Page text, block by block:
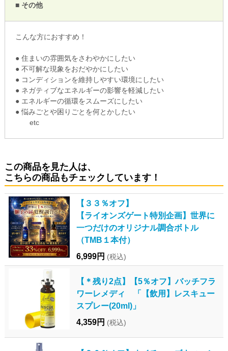
■ その他
こんな方におすすめ！
● 住まいの雰囲気をさわやかにしたい
● 不可解な現象をおだやかにしたい
● コンディションを維持しやすい環境にしたい
● ネガティブなエネルギーの影響を軽減したい
● エネルギーの循環をスムーズにしたい
● 悩みごとや困りごとを何とかしたい
etc
この商品を見た人は、
こちらの商品もチェックしています！
【３３％オフ】
【ライオンズゲート特別企画】世界に
一つだけのオリジナル調合ボトル
（TMB１本付）
6,999円 (税込)
【＊残り2点】【5％オフ】バッチフラ
ワーレメディ 「【飲用】レスキュー
スプレー(20ml)」
4,359円 (税込)